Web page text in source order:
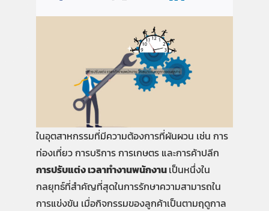
ในอุตสาหกรรมที่มีความต้องการที่ผันผวน เช่น การ
ท่องเที่ยว การบริการ การเกษตร และการค้าปลีก
การปรับแต่ง เวลาทำงานพนักงานเป็นหนึ่งใน
กลยุทธ์ที่สำคัญที่สุดในการรักษาความสามารถใน
การแข่งขัน เมื่อกิจกรรมของลูกค้าเป็นตามฤดูกาล